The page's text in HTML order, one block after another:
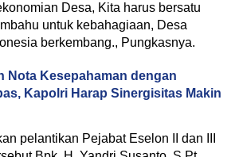
Desa, Kita harus bersatu
untuk kebahagiaan, Desa
berkembang., Pungkasnya.
Nota Kesepahaman dengan
Kapolri Harap Sinergisitas Makin
pelantikan Pejabat Eselon II dan III